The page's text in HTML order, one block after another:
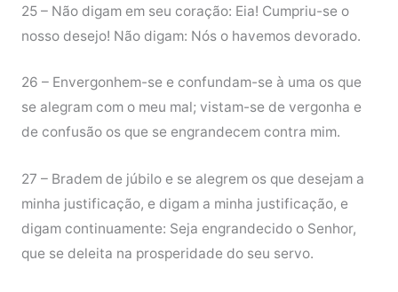
25 – Não digam em seu coração: Eia! Cumpriu-se o
nosso desejo! Não digam: Nós o havemos devorado.
26 – Envergonhem-se e confundam-se à uma os que
se alegram com o meu mal; vistam-se de vergonha e
de confusão os que se engrandecem contra mim.
27 – Bradem de júbilo e se alegrem os que desejam a
minha justificação, e digam a minha justificação, e
digam continuamente: Seja engrandecido o Senhor,
que se deleita na prosperidade do seu servo.